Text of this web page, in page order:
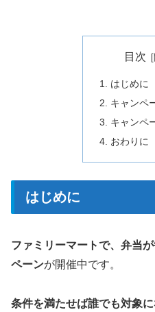
目次
はじめに
キャンペ
キャンペ
おわりに
はじめに
ファミリーマートで、弁当
ペーンが開催中です。
条件を満たせば誰でも対象